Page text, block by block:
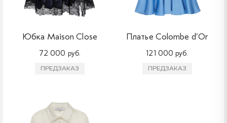
Юбка Maison Close
72 000 руб.
ПРЕДЗАКАЗ
Платье Colombe d’Or
121 000 руб.
ПРЕДЗАКАЗ